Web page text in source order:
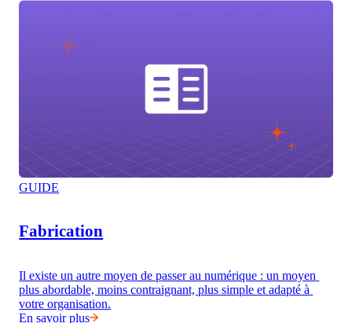
GUIDE
Fabrication
Il existe un autre moyen de passer au numérique : un moyen
plus abordable, moins contraignant, plus simple et adapté à
votre organisation.
En savoir plus